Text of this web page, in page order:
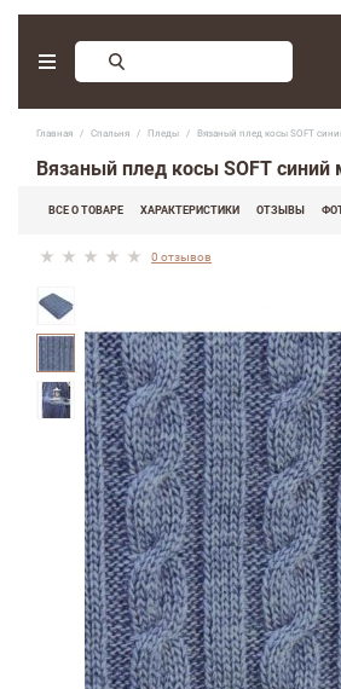
Главная Спальня Пледы Вязаный плед косы SOFT
Вязаный плед косы SOFT
ВСЕ О ТОВАРЕ ХАРАКТЕРИСТИКИ ОТЗЫВЫ
0 отзывов
Заказ обратного звонка
(097) 416-90-33 ,
(066) 339-07-15